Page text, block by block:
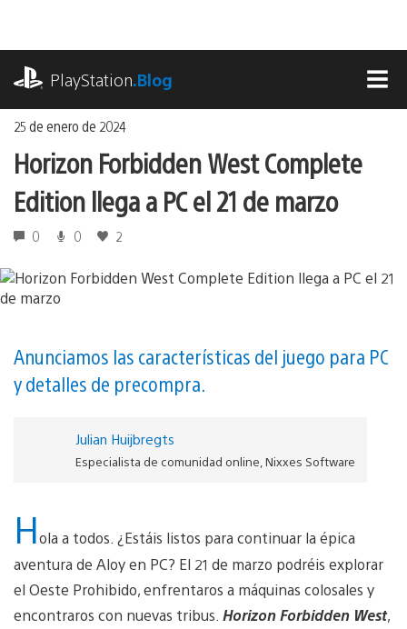
contenido
PlayStation.Blog
25 de enero de 2024
Horizon Forbidden West Complete
Edition llega a PC el 21 de marzo
0 0 2
Anunciamos las características del juego para PC
y detalles de precompra.
Julian Huijbregts
Especialista de comunidad online, Nixxes Software
Hola a todos. ¿Estáis listos para continuar la épica
aventura de Aloy en PC? El 21 de marzo podréis explorar
el Oeste Prohibido, enfrentaros a máquinas colosales y
encontraros con nuevas tribus. Horizon Forbidden West,